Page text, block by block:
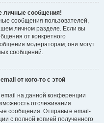
личные сообщения!
сообщения пользователей,
личном разделе. Если вы
от конкретного
модераторам; они могут
сообщений.
от кого-то с этой
на данной конференции
отслеживания
сообщения. Отправьте email-
с полной копией полученного